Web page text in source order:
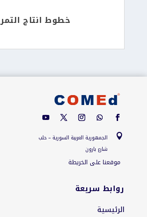
خطوط انتاج التمر

الجمهورية العربية السورية – حلب
شارع بارون
موقعنا على الخريطة
روابط سريعة
الرئيسية